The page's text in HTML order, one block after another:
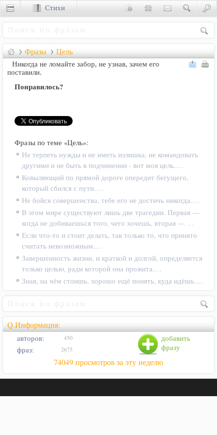
Фразы Цель
Никогда не ломайте забор, не узнав, зачем его
поставили.
Понравилось?
Фразы по теме «Цель»:
Не терпеть нужды и не иметь излишка, не командовать
другими и не быть в подчинении - вот моя цель.…
Ковыляющий по прямой дороге опередит бегущего,
который сбился с пути.…
Не бойся совершенства, тебе его не достичь никогда.…
В этом мире существуют лишь две трагедии. Первая —
когда не добиваешься того, чего хочешь, вторая — …
Если что-то и стоит делать, так только то, что принято
считать невозможным.…
Завершенность жизни, и краткой и долгой, определяется
только целью, ради которой она прожита.…
Зная, на чём стоишь, хорошо ещё понять, куда идёшь.…
Q.Информация:
добавить
фразу
авторов: 450
фраз: 2675
74049 просмотров за эту неделю
Стихи